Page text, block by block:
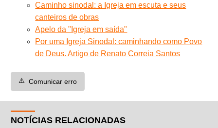
Caminho sinodal: a Igreja em escuta e seus
canteiros de obras
Apelo da "Igreja em saída"
Por uma Igreja Sinodal: caminhando como Povo
de Deus. Artigo de Renato Correia Santos
⚠️ Comunicar erro
NOTÍCIAS RELACIONADAS